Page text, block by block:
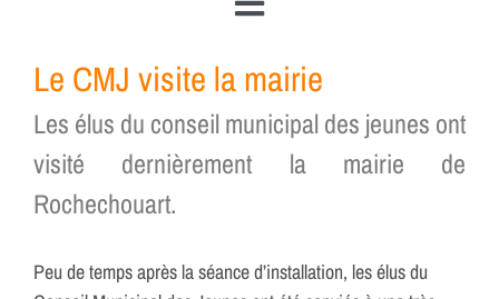
Toggle
Navigation
Votre mairie
Au quotidien
Actualités
Le CMJ visite la mairie
Les élus du conseil municipal des jeunes ont
visité dernièrement la mairie de
Rochechouart.
Peu de temps après la séance d’installation, les élus du